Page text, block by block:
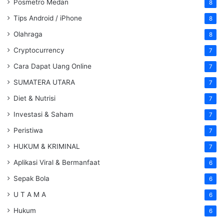
Posmetro Medan 8
Tips Android / iPhone 8
Olahraga 8
Cryptocurrency 7
Cara Dapat Uang Online 7
SUMATERA UTARA 7
Diet & Nutrisi 7
Investasi & Saham 7
Peristiwa 7
HUKUM & KRIMINAL 7
Aplikasi Viral & Bermanfaat 6
Sepak Bola 6
U T A M A 6
Hukum 6